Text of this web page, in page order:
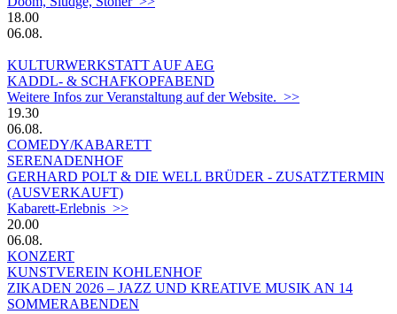
18.00
06.08.
KULTURWERKSTATT AUF AEG
KADDL- & SCHAFKOPFABEND
Weitere Infos zur Veranstaltung auf der Website. >>
19.30
06.08.
COMEDY/KABARETT
SERENADENHOF
GERHARD POLT & DIE WELL BRÜDER - ZUSATZTERMIN
(AUSVERKAUFT)
Kabarett-Erlebnis >>
20.00
06.08.
KONZERT
KUNSTVEREIN KOHLENHOF
ZIKADEN 2026 – JAZZ UND KREATIVE MUSIK AN 14
SOMMERABENDEN